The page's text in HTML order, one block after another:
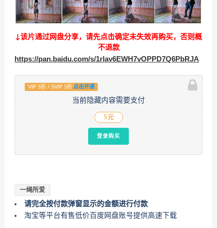
↓该片通过网盘分享，请先点击确定未失效再购买，否则概
不退款
https://pan.baidu.com/s/1rlav6EWH7vOPPD7Q6PbRJA
VIP 5折 / SVIP 5折 点击开通
当前隐藏内容需要支付
5元
登录购买
一绳所爱
请完全按付款弹窗显示的金额进行付款
淘宝等平台有售低价百度网盘账号提供高速下载